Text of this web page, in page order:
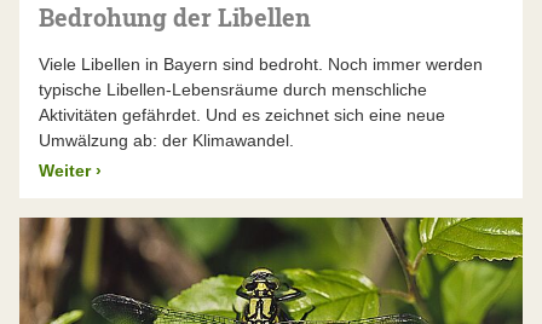
Bedrohung der Libellen
Viele Libellen in Bayern sind bedroht. Noch immer werden
typische Libellen-Lebensräume durch menschliche
Aktivitäten gefährdet. Und es zeichnet sich eine neue
Umwälzung ab: der Klimawandel.
Weiter ›